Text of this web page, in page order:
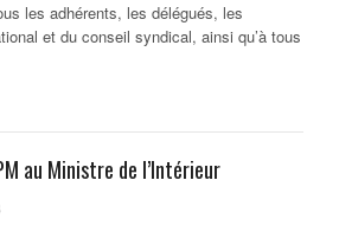
les adhérents, les délégués, les
et du conseil syndical, ainsi qu’à tous
au Ministre de l’Intérieur